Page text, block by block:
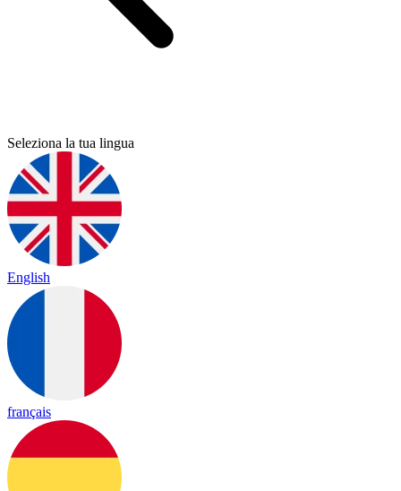
Seleziona la tua lingua
English
français